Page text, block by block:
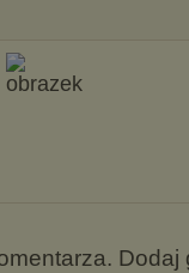
Dodaj